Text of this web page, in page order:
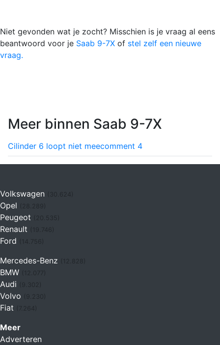
Niet gevonden wat je zocht? Misschien is je vraag al eens
beantwoord voor je Saab 9-7X of stel zelf een nieuwe
vraag.
Meer binnen Saab 9-7X
Cilinder 6 loopt niet meecomment 4
Volkswagen (30.624)
Opel
Peugeot
Renault (19.746)
Ford (14.756)
Mercedes-Benz
BMW
Audi
Volvo
Fiat (7.264)
Meer
Adverteren